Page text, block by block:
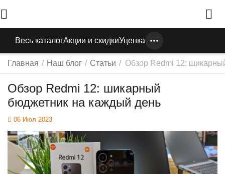
Весь каталогАкции и скидкиУценка
Главная / Наш блог / Статьи / Обзор Redmi 12:
Обзор Redmi 12: шикарный
бюджетник на каждый день
06 Июл 2023